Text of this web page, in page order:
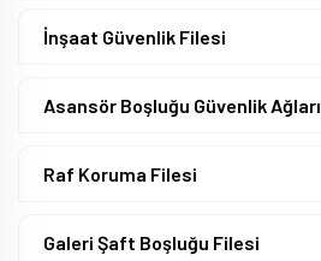
İnşaat Güvenlik Filesi
Asansör Boşluğu Güvenlik Ağları
Raf Koruma Filesi
Galeri Şaft Boşluğu Filesi